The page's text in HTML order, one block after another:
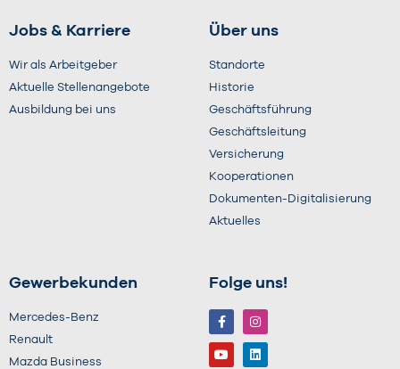
Jobs & Karriere
Wir als Arbeitgeber
Aktuelle Stellenangebote
Ausbildung bei uns
Über uns
Standorte
Historie
Geschäftsführung
Geschäftsleitung
Versicherung
Kooperationen
Dokumenten-Digitalisierung
Aktuelles
Gewerbekunden
Mercedes-Benz
Renault
Mazda Business
Folge uns!